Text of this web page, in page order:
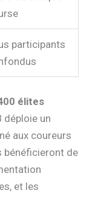
participants
élites
déploie un
aux coureurs
bénéficieront de
et les